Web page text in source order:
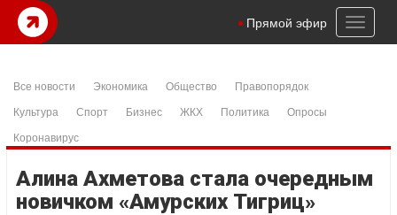
Toggle
Прямой эфир
Все новости Экономика Общество
Правопорядок
Культура
Спорт Бизнес ЖКХ Политика
Опросы
Коронавирус
Алина Ахметова стала очередным
новичком «Амурских Тигриц»